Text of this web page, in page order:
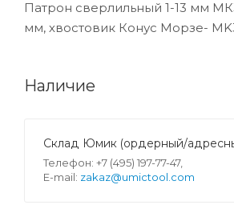
Патрон сверлильный 1-13 мм
мм, хвостовик Конус Морзе-
Наличие
Склад Юмик (ордерный/
Телефон: +7 (495) 197-77-47,
E-mail: zakaz@umictool.com